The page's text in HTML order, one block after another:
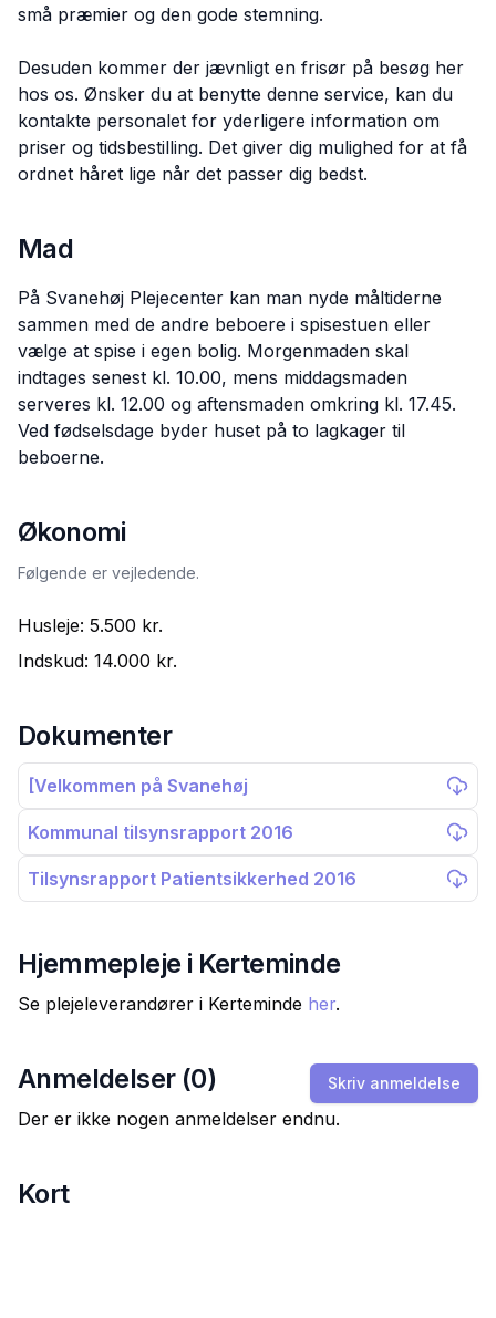
små præmier og den gode stemning.
Desuden kommer der jævnligt en frisør på besøg her
hos os. Ønsker du at benytte denne service, kan du
kontakte personalet for yderligere information om
priser og tidsbestilling. Det giver dig mulighed for at få
ordnet håret lige når det passer dig bedst.
Mad
På Svanehøj Plejecenter kan man nyde måltiderne
sammen med de andre beboere i spisestuen eller
vælge at spise i egen bolig. Morgenmaden skal
indtages senest kl. 10.00, mens middagsmaden
serveres kl. 12.00 og aftensmaden omkring kl. 17.45.
Ved fødselsdage byder huset på to lagkager til
beboerne.
Økonomi
Følgende er vejledende.
Husleje: 5.500 kr.
Indskud: 14.000 kr.
Dokumenter
[Velkommen på Svanehøj
Kommunal tilsynsrapport 2016
Tilsynsrapport Patientsikkerhed 2016
Hjemmepleje i Kerteminde
Se plejeleverandører i Kerteminde her.
Anmeldelser (0) Skriv anmeldelse
Der er ikke nogen anmeldelser endnu.
Kort